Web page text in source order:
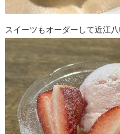
スイーツもオーダーして近江